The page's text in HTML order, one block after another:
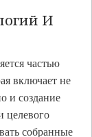
И
частью
включает не
и создание
целевого
собранные